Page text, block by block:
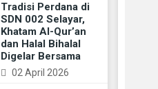
Tradisi Perdana di
SDN 002 Selayar,
Khatam Al-Qur’an
dan Halal Bihalal
Digelar Bersama
02 April 2026